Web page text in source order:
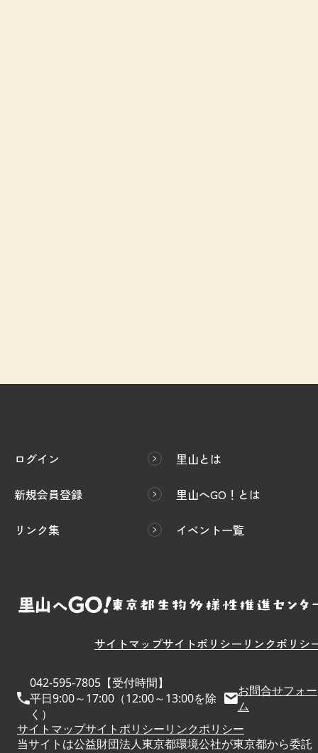
ログイン
新規会員登録
リンク集
里山とは
里山へGO！とは
イベント一覧
サイトマップサイトポリシー リンクポリシ
042-595-7805【受付時間】
平日9:00～17:00（12:00～13:00を除
く）
お問合せフォー
ム
サイトマップサイトポリシーリンクポリシー
当サイトは公益財団法人東京都環境公社が東京都から委託